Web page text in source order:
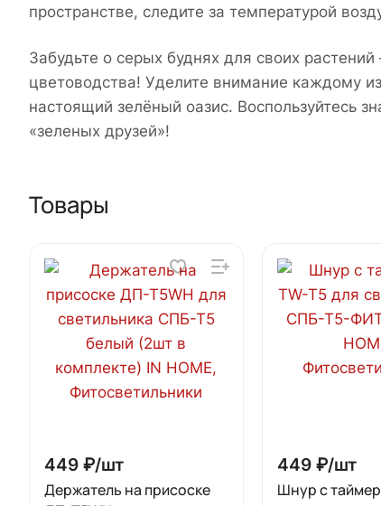
пространстве, следите за температурой
Забудьте о серых буднях для своих
цветоводства! Уделите внимание каждому
настоящий зелёный оазис. Воспользуйтесь
«зеленых друзей»!
Товары
449 ₽/шт
Держатель на присоске
449 ₽/шт
Шнур с